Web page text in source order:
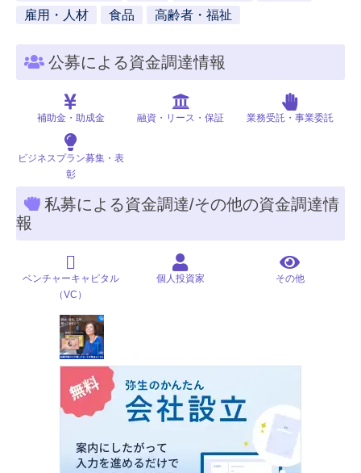
雇用・人材
食品 高齢者・福祉
公募による資金調達情報
補助金・助成金 融資・リース・保証 業務受託・事業委託
ビジネスプラン募集・表
彰
私募による資金調達/その他の資金調達情
報
ベンチャーキャピタル
（VC）
個人投資家 その他